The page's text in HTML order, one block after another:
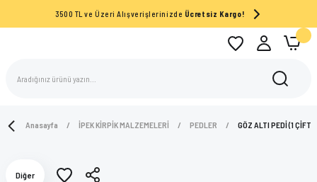
3500 TL ve Üzeri Alışverişlerinizde Ücretsiz Kargo!
Anasayfa İPEK KİRPİK MALZEMELERİ PEDLER GÖZ ALTI PEDİ (1 ÇİFT)
Diğer